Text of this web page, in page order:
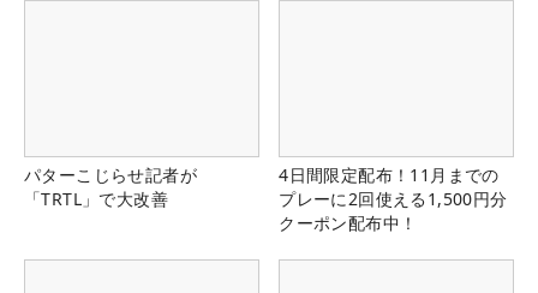
パターこじらせ記者が
「TRTL」で大改善
4日間限定配布！11月までの
プレーに2回使える1,500円分
クーポン配布中！